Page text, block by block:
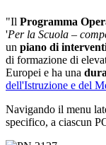
"Il Programma
'Per la Scuola –
un piano di
di formazione di
Europei e ha una
dell'Istruzione e del
Navigando il menu
specifico, a ciascun